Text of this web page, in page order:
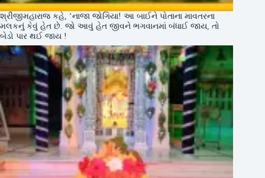
શ્રીજીમહારાજ કહે, ‘નાજા જોગિયા! આ બાઈને પોતાના માવતરના
મલકનું કેવું હેત છે. જો આવું હેત જીવને ભગવાનમાં બંધાઈ જાય, તો
બેડો પાર થઈ જાય !